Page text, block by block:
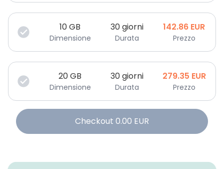
10GB
Dimensione
30 giorni
Durata
142.86 EUR
Prezzo
20GB
Dimensione
30 giorni
Durata
279.35 EUR
Prezzo
Checkout 0.00 EUR